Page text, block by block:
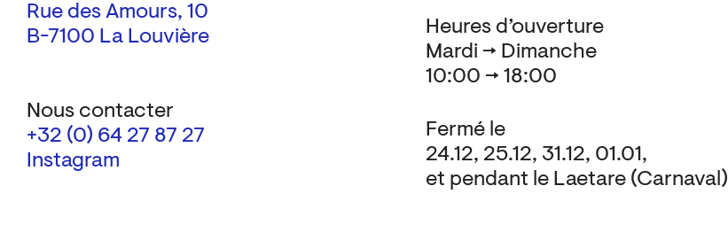
Rue des Amours, 10
B-7100 La Louvière
Nous contacter
+32 (0) 64 27 87 27
Instagram
Heures d’ouverture
Mardi → Dimanche
10:00 → 18:00
Fermé le
24.12, 25.12, 31.12, 01.01,
et pendant le Laetare (Carnaval)